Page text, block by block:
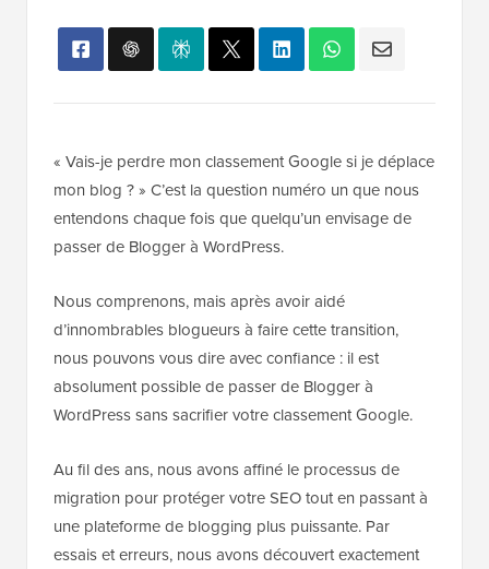
« Vais-je perdre mon classement Google si je déplace
mon blog ? » C’est la question numéro un que nous
entendons chaque fois que quelqu’un envisage de
passer de Blogger à WordPress.
Nous comprenons, mais après avoir aidé
d’innombrables blogueurs à faire cette transition,
nous pouvons vous dire avec confiance : il est
absolument possible de passer de Blogger à
WordPress sans sacrifier votre classement Google.
Au fil des ans, nous avons affiné le processus de
migration pour protéger votre SEO tout en passant à
une plateforme de blogging plus puissante. Par
essais et erreurs, nous avons découvert exactement